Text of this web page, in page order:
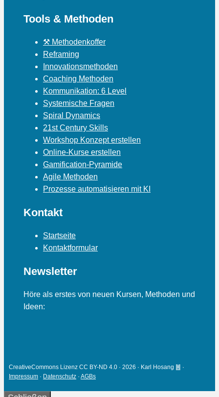
Tools & Methoden
⚒ Methodenkoffer
Reframing
Innovationsmethoden
Coaching Methoden
Kommunikation: 6 Level
Systemische Fragen
Spiral Dynamics
21st Century Skills
Workshop Konzept erstellen
Online-Kurse erstellen
Gamification-Pyramide
Agile Methoden
Prozesse automatisieren mit KI
Kontakt
Startseite
Kontaktformular
Newsletter
Höre als erstes von neuen Kursen, Methoden und
Ideen:
CreativeCommons Lizenz CC BY-ND 4.0 · 2026 · Karl Hosang ䷰ ·
Impressum · Datenschutz · AGBs